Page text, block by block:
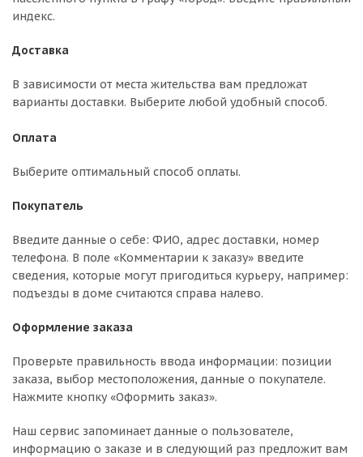
индекс.
Доставка
В зависимости от места жительства вам предложат
варианты доставки. Выберите любой удобный способ.
Оплата
Выберите оптимальный способ оплаты.
Покупатель
Введите данные о себе: ФИО, адрес доставки, номер
телефона. В поле «Комментарии к заказу» введите
сведения, которые могут пригодиться курьеру, например:
подъезды в доме считаются справа налево.
Оформление заказа
Проверьте правильность ввода информации: позиции
заказа, выбор местоположения, данные о покупателе.
Нажмите кнопку «Оформить заказ».
Наш сервис запоминает данные о пользователе,
информацию о заказе и в следующий раз предложит вам